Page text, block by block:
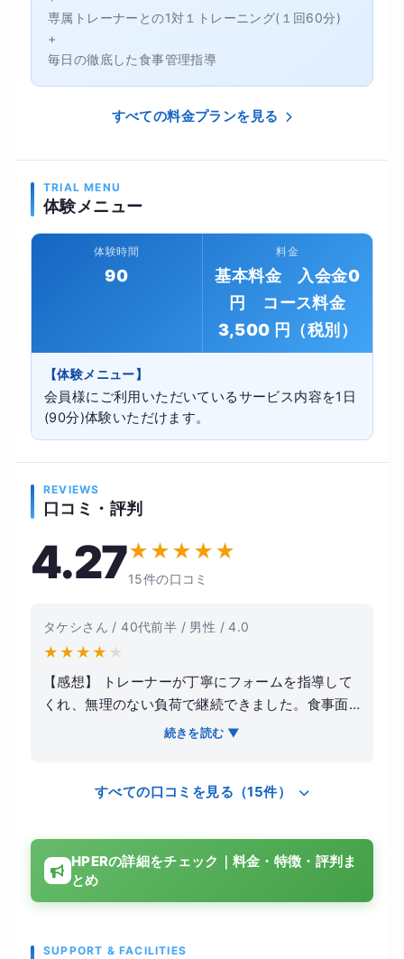
専属トレーナーとの1対１トレーニング(１回60分)
+
毎日の徹底した食事管理指導
すべての料金プランを見る
TRIAL MENU
体験メニュー
体験時間
90
料金
基本料金 入会金0
円 コース料金
3,500 円（税別）
【体験メニュー】
会員様にご利用いただいているサービス内容を1日
(90分)体験いただけます。
REVIEWS
口コミ・評判
4.27★★★★★
15件の口コミ
タケシさん / 40代前半 / 男性 / 4.0
★ ★ ★ ★ ★
【感想】 トレーナーが丁寧にフォームを指導して
くれ、無理のない負荷で継続できました。食事面
も具体的なアドバイスがあり、自己流では気づけ
下がりました。日常的に運動する習慣がつき、疲
考えると納得できる範囲でした。また、以前は肩
こりや腰の違和感がありましたが、それも軽減さ
れました。体型の変化で服のサイズも一段階下が
り、自信もついてきました。今後も継続して通い
続きを読む ▼
すべての口コミを見る（15件）
HPERの詳細をチェック｜料金・特徴・評判ま
とめ
SUPPORT & FACILITIES